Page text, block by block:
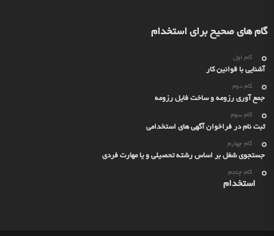
گام های صحیح برای استخدام
گام اول
آشنایی با قوانین کار
گام دوم
جمع آوری رزومه و ساخت فایل رزومه
گام سوم
ثبت نام در فراخوان آگهی های استخدامی
گام چهارم
جستجوی شغل بر اساس رشته تحصیلی و یا مهارت فردی
گام چنجم
استخدام